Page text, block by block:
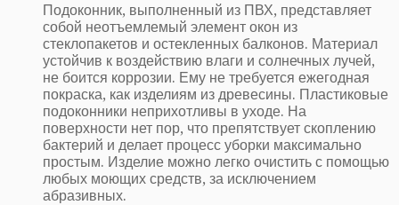
Подоконник, выполненный из ПВХ, представляет
собой неотъемлемый элемент окон из
стеклопакетов и остекленных балконов. Материал
устойчив к воздействию влаги и солнечных лучей,
не боится коррозии. Ему не требуется ежегодная
покраска, как изделиям из древесины. Пластиковые
подоконники неприхотливы в уходе. На
поверхности нет пор, что препятствует скоплению
бактерий и делает процесс уборки максимально
простым. Изделие можно легко очистить с помощью
любых моющих средств, за исключением
абразивных.